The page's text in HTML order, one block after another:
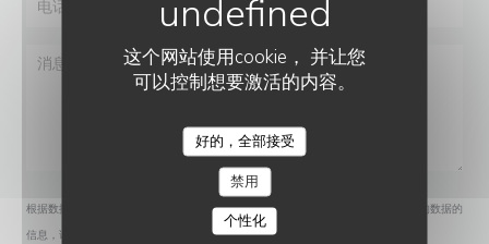
这个网站使用cookie， 并让您
可以控制想要激活的内容。
好的，全部接受
禁用
个性化
根据数据保护法规，您有权拒绝接收营销电话。如需了解更多关于我们如何处理您的数据的
信息，请查看我们的
LES P'TITES CÔTES